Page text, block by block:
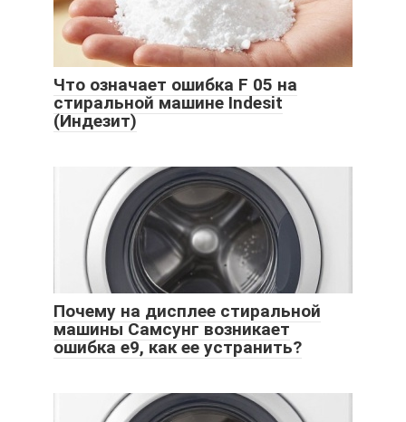
Что означает ошибка F 05 на
стиральной машине Indesit
(Индезит)
Почему на дисплее стиральной
машины Самсунг возникает
ошибка е9, как ее устранить?